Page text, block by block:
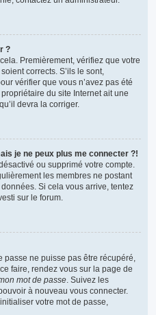
?
Premièrement, vérifiez que votre
corrects. S’ils le sont,
vérifier que vous n’avez pas été
du site Internet ait une
devra la corriger.
je ne peux plus me connecter ?!
ou supprimé votre compte.
les membres ne postant
Si cela vous arrive, tentez
sur le forum.
passe ne puisse pas être récupéré,
faire, rendez vous sur la page de
mot de passe. Suivez les
à nouveau vous connecter.
votre mot de passe,